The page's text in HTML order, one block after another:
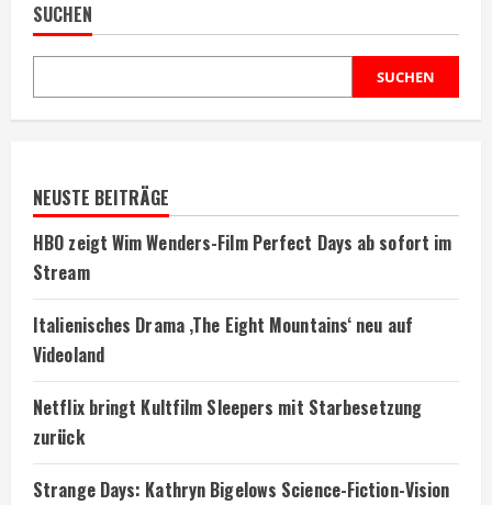
SUCHEN
SUCHEN
NEUSTE BEITRÄGE
HBO zeigt Wim Wenders-Film Perfect Days ab sofort im
Stream
Italienisches Drama ‚The Eight Mountains‘ neu auf
Videoland
Netflix bringt Kultfilm Sleepers mit Starbesetzung
zurück
Strange Days: Kathryn Bigelows Science-Fiction-Vision